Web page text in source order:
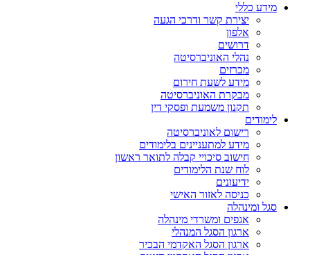
מידע כללי
יצירת קשר ודרכי הגעה
אלפון
דרושים
נהלי האוניברסיטה
מכרזים
מידע לשעת חירום
מבקרת האוניברסיטה
תקנון משמעת ופסקי דין
לימודים
רישום לאוניברסיטה
מידע למתעניינים בלימודים
חישוב סיכויי קבלה לתואר ראשון
לוח שנת הלימודים
ידיעונים
כניסה לאזור האישי
סגל ומינהלה
אגפים ומשרדי מינהלה
ארגון הסגל המנהלי
ארגון הסגל האקדמי הבכיר